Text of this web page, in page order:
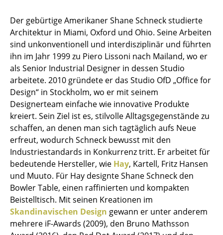
Schreibtische
Sekretäre & PC-Tische
Konferenztische
Stehtische & Stehpulte
Kindertische
Gartentische
Servierwagen
Einzelteile
... alle Tische
Aufbewahren
Regale & Schränke
Der gebürtige Amerikaner Shane Schneck studierte
Architektur in Miami, Oxford und Ohio. Seine Arbeiten
sind unkonventionell und interdisziplinär und führten
ihn im Jahr 1999 zu Piero Lissoni nach Mailand, wo er
als Senior Industrial Designer in dessen Studio
arbeitete. 2010 gründete er das Studio OfD „Office for
Design“ in Stockholm, wo er mit seinem
Designerteam einfache wie innovative Produkte
kreiert. Sein Ziel ist es, stilvolle Alltagsgegenstände zu
schaffen, an denen man sich tagtäglich aufs Neue
erfreut, wodurch Schneck bewusst mit den
Industriestandards in Konkurrenz tritt. Er arbeitet für
bedeutende Hersteller, wie Hay, Kartell, Fritz Hansen
und Muuto. Für Hay designte Shane Schneck den
Bowler Table, einen raffinierten und kompakten
Beistelltisch. Mit seinen Kreationen im
Skandinavischen Design gewann er unter anderem
mehrere iF-Awards (2009), den Bruno Mathsson